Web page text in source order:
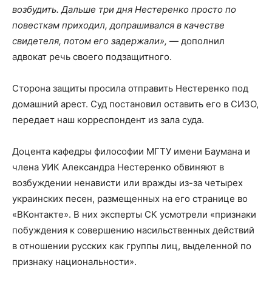
возбудить. Дальше три дня Нестеренко просто по
повесткам приходил, допрашивался в качестве
свидетеля, потом его задержали», — дополнил
адвокат речь своего подзащитного.
Сторона защиты просила отправить Нестеренко под
домашний арест. Суд постановил оставить его в СИЗО,
передает наш корреспондент из зала суда.
Доцента кафедры философии МГТУ имени Баумана и
члена УИК Александра Нестеренко обвиняют в
возбуждении ненависти или вражды из-за четырех
украинских песен, размещенных на его странице во
«ВКонтакте». В них эксперты СК усмотрели «признаки
побуждения к совершению насильственных действий
в отношении русских как группы лиц, выделенной по
признаку национальности».